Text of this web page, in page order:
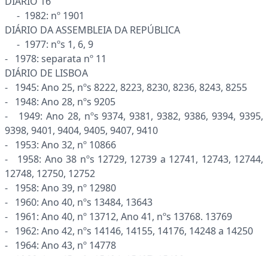
- 1982: nº 1901
DIÁRIO DA ASSEMBLEIA DA REPÚBLICA
- 1977: nºs 1, 6, 9
- 1978: separata nº 11
DIÁRIO DE LISBOA
- 1945: Ano 25, nºs 8222, 8223, 8230, 8236, 8243, 8255
- 1948: Ano 28, nºs 9205
- 1949: Ano 28, nºs 9374, 9381, 9382, 9386, 9394, 9395,
9398, 9401, 9404, 9405, 9407, 9410
- 1953: Ano 32, nº 10866
- 1958: Ano 38 nºs 12729, 12739 a 12741, 12743, 12744,
12748, 12750, 12752
- 1958: Ano 39, nº 12980
- 1960: Ano 40, nºs 13484, 13643
- 1961: Ano 40, nº 13712, Ano 41, nºs 13768. 13769
- 1962: Ano 42, nºs 14146, 14155, 14176, 14248 a 14250
- 1964: Ano 43, nº 14778